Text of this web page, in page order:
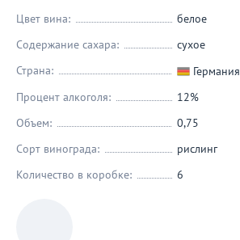
Цвет вина:
белое
Содержание сахара:
сухое
Страна:
Германия
Процент алкоголя:
12%
Объем:
0,75
Сорт винограда:
рислинг
Количество в коробке:
6